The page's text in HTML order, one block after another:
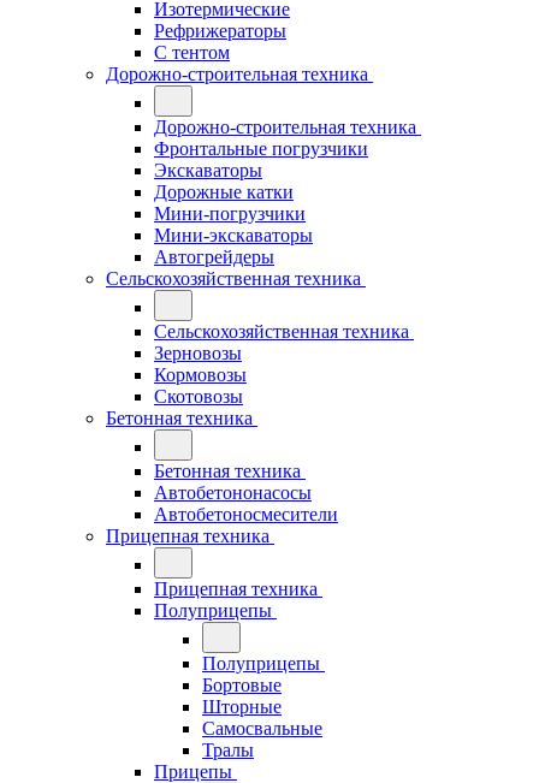
Изотермические
Рефрижераторы
С тентом
Дорожно-строительная техника
Дорожно-строительная техника
Фронтальные погрузчики
Экскаваторы
Дорожные катки
Мини-погрузчики
Мини-экскаваторы
Автогрейдеры
Сельскохозяйственная техника
Сельскохозяйственная техника
Зерновозы
Кормовозы
Скотовозы
Бетонная техника
Бетонная техника
Автобетононасосы
Автобетоносмесители
Прицепная техника
Прицепная техника
Полуприцепы
Полуприцепы
Бортовые
Шторные
Самосвальные
Тралы
Прицепы